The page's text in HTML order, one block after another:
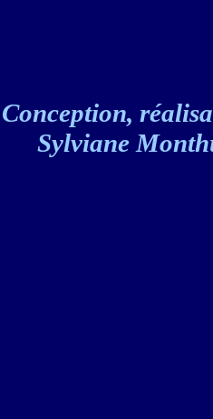
Conception,
Sylviane